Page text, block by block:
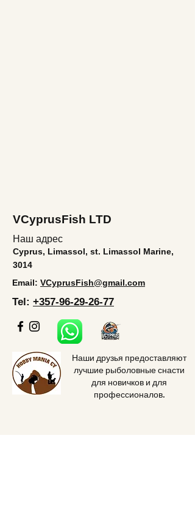
VCyprusFish LTD
Наш адрес
Cyprus, Limassol, st. Limassol Marine,
3014
Email: VCyprusFish@gmail.com
Tel: +357-96-29-26-77
Наши друзья предоставляют
лучшие рыболовные снасти
для новичков и для
профессионалов.